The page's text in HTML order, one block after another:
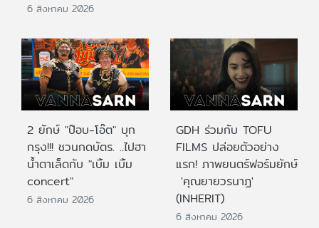
6 สิงหาคม 2026
2 ยักษ์ "ป๊อบ-โอ๊ต" บุก
กรุง!!! ชวนกดบัตร. ..ไปฮา
น้ำตาเล็ดกับ "เบิ้ม เบิ้ม
concert"
6 สิงหาคม 2026
GDH ร่วมกับ TOFU
FILMS ปล่อยตัวอย่าง
แรก! ภาพยนตร์ฟอร์มยักษ์
'คุณยายวรนาฏ'
(INHERIT)
6 สิงหาคม 2026